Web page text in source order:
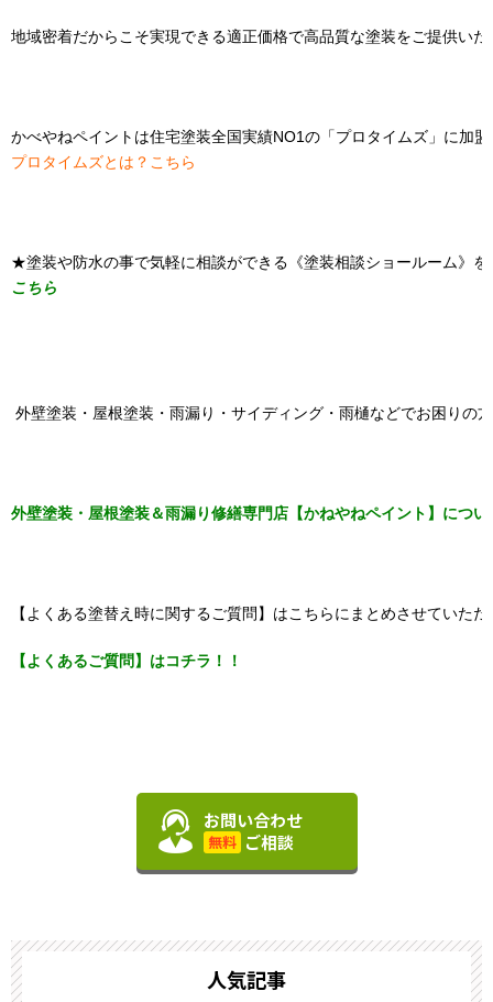
地域密着だからこそ実現できる適正価格で高品質な塗装をご提供いた
かべやねペイントは住宅塗装全国実績NO1の「プロタイムズ」に加
プロタイムズとは？こちら
★塗装や防水の事で気軽に相談ができる《塗装相談ショールーム
こちら
外壁塗装・屋根塗装・雨漏り・サイディング・雨樋などでお困りの
外壁塗装・屋根塗装＆雨漏り修繕専門店【かねやねペイント】につ
【よくある塗替え時に関するご質問】はこちらにまとめさせていた
【よくあるご質問】はコチラ！！
お問い合わせ
無料 ご相談
人気記事